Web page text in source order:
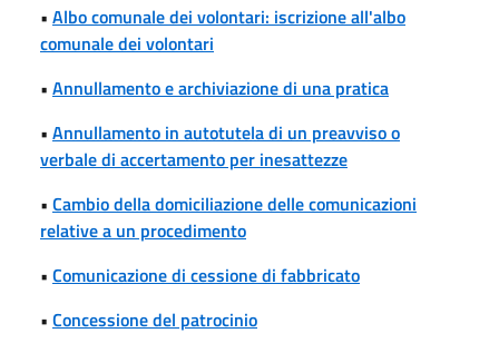
• Albo comunale dei volontari: iscrizione all'albo
comunale dei volontari
• Annullamento e archiviazione di una pratica
• Annullamento in autotutela di un preavviso o
verbale di accertamento per inesattezze
• Cambio della domiciliazione delle comunicazioni
relative a un procedimento
• Comunicazione di cessione di fabbricato
• Concessione del patrocinio